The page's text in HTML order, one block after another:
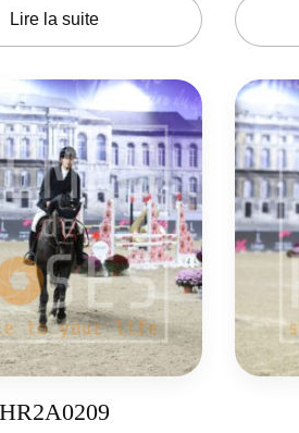
Lire la suite
HR2A0209